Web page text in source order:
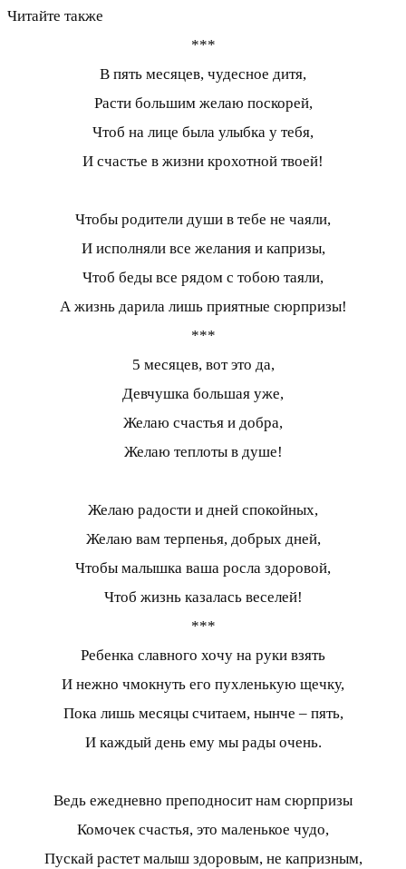
Читайте также
***
В пять месяцев, чудесное дитя,
Расти большим желаю поскорей,
Чтоб на лице была улыбка у тебя,
И счастье в жизни крохотной твоей!
Чтобы родители души в тебе не чаяли,
И исполняли все желания и капризы,
Чтоб беды все рядом с тобою таяли,
А жизнь дарила лишь приятные сюрпризы!
***
5 месяцев, вот это да,
Девчушка большая уже,
Желаю счастья и добра,
Желаю теплоты в душе!
Желаю радости и дней спокойных,
Желаю вам терпенья, добрых дней,
Чтобы малышка ваша росла здоровой,
Чтоб жизнь казалась веселей!
***
Ребенка славного хочу на руки взять
И нежно чмокнуть его пухленькую щечку,
Пока лишь месяцы считаем, нынче – пять,
И каждый день ему мы рады очень.
Ведь ежедневно преподносит нам сюрпризы
Комочек счастья, это маленькое чудо,
Пускай растет малыш здоровым, не капризным,